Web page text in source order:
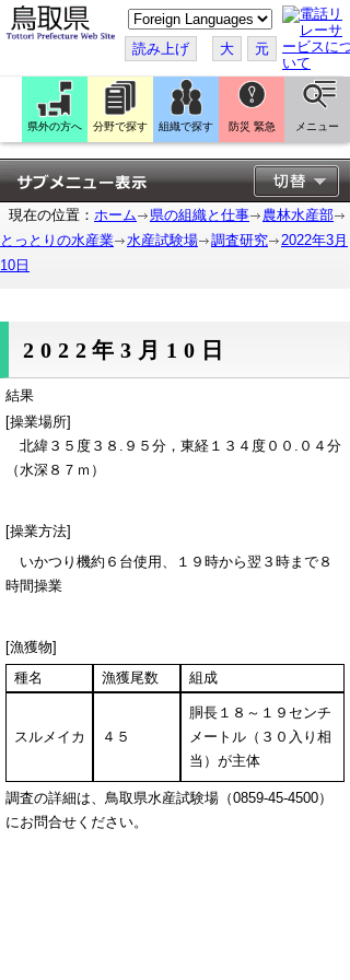
こ
の
ペ
ー
ジ
翻
訳
す
る
読み上げ 大 元
県外の方へ 分野で探す 組織で探す 防災 緊急 メニュー
現在の位置： ホーム 県の組織と仕事
農林水産部
とっとりの水産業
水産試験場 調査研究
2022年3月
10日
2022年3月10日
結果
[操業場所]
北緯３５度３８.９５分，東経１３４度００.０４分
（水深８７ｍ）
[操業方法]
いかつり機約６台使用、１９時から翌３時まで８
時間操業
[漁獲物]
種名
漁獲尾数 組成
スルメイカ ４５
胴長１８～１９センチ
メートル（３０入り相
当）が主体
調査の詳細は、鳥取県水産試験場（0859-45-4500）
にお問合せください。